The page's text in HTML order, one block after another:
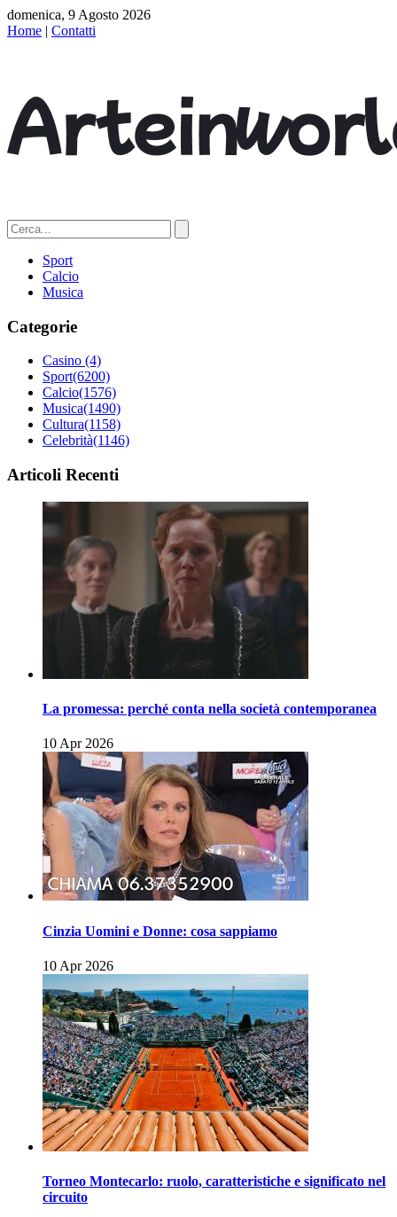
domenica, 9 Agosto 2026
Home | Contatti
Sport
Calcio
Musica
Categorie
Casino (4)
Sport(6200)
Calcio(1576)
Musica(1490)
Cultura(1158)
Celebrità(1146)
Articoli Recenti
La promessa: perché conta nella società contemporanea
10 Apr 2026
Cinzia Uomini e Donne: cosa sappiamo
10 Apr 2026
Torneo Montecarlo: ruolo, caratteristiche e significato nel
circuito